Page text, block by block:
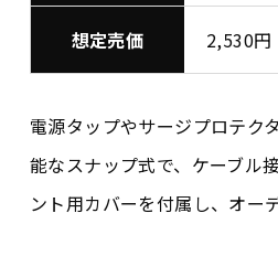
想定売価 2,530円
電源タップやサージプロテク
能なスナップ式で、ケーブル
ント用カバーを付属し、オー